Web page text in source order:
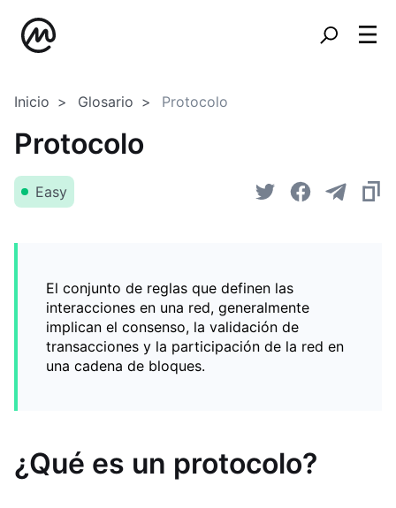
Inicio Glosario Protocolo
Protocolo
Easy
El conjunto de reglas que definen las
interacciones en una red, generalmente
implican el consenso, la validación de
transacciones y la participación de la red en
una cadena de bloques.
¿Qué es un protocolo?